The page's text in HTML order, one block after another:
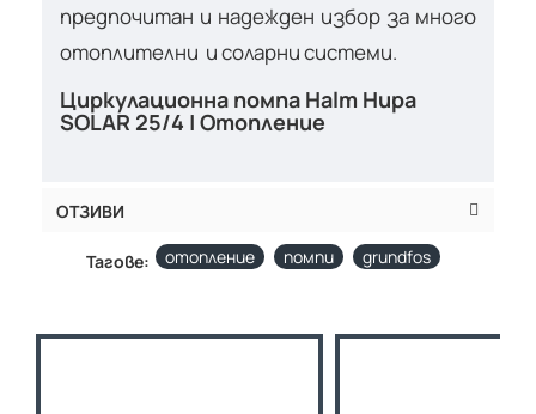
предпочитан и надежден избор за много
отоплителни и соларни системи.
Циркулационна помпа Halm Hupa
SOLAR 25/4 | Отопление
ОТЗИВИ
Тагове: отопление помпи grundfos